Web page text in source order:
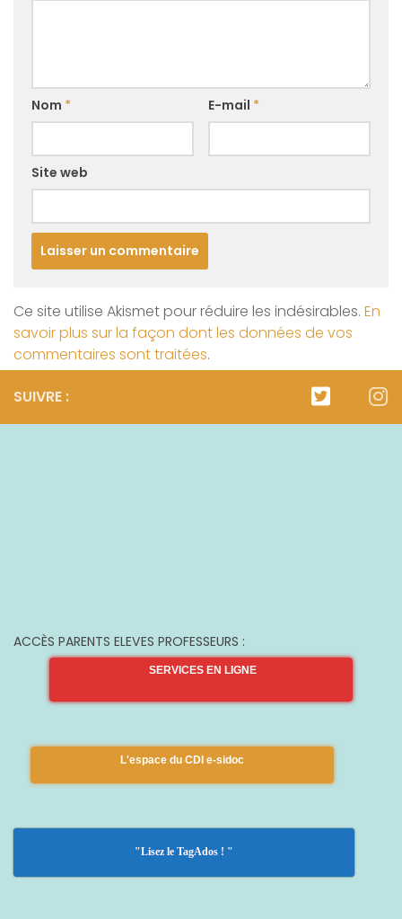
Nom * E-mail *
Site web
Ce site utilise Akismet pour réduire les indésirables. En
savoir plus sur la façon dont les données de vos
commentaires sont traitées.
SUIVRE :
ACCÈS PARENTS ELEVES PROFESSEURS :
SERVICES EN LIGNE
L'espace du CDI e-sidoc
"Lisez le TagAdos ! "